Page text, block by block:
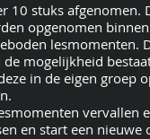
10 stuks afgenomen.
opgenomen
lesmomenten.
mogelijkheid
in de eigen groep
vervallen
en start een nieuwe